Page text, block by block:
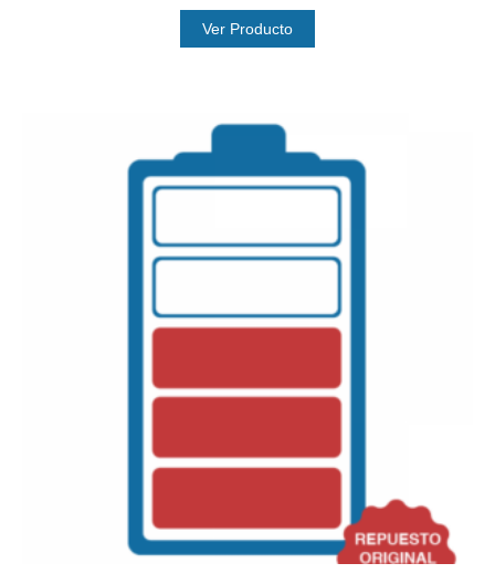
Ver Producto